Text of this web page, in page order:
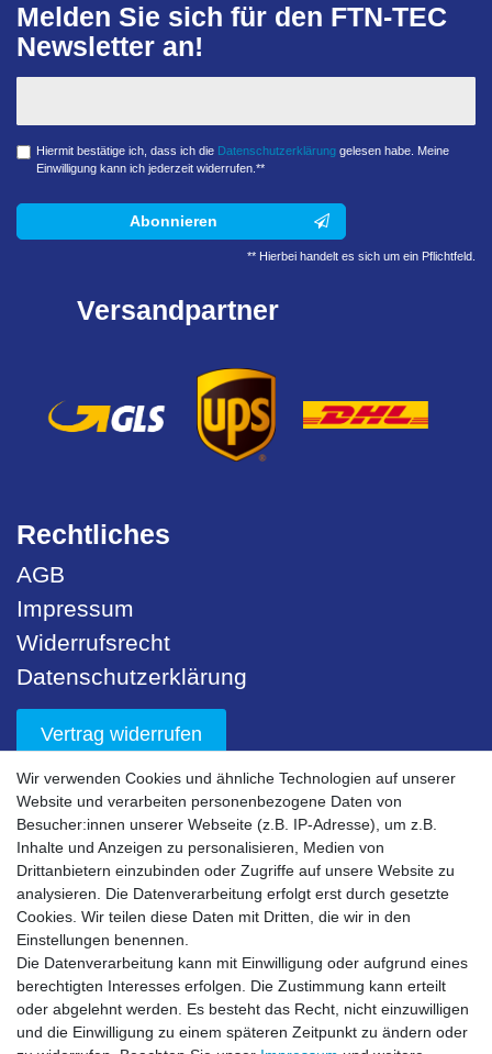
Melden Sie sich für den FTN-TEC
Newsletter an!
Hiermit bestätige ich, dass ich die Daten­schutz­erklärunggelesen habe. Meine
Einwilligung kann ich jederzeit widerrufen.**
Abonnieren
** Hierbei handelt es sich um ein Pflichtfeld.
Versandpartner
Rechtliches
AGB
Impressum
Widerrufsrecht
Datenschutzerklärung
Vertrag widerrufen
Unser Service
Sicherheit
Nachhaltigkeit
Downloads
Bestell- & Servicehotline
Akzeptierte Zahlungsarten
Wir verwenden Cookies und ähnliche Technologien auf unserer
Website und verarbeiten personenbezogene Daten von
Besucher:innen unserer Webseite (z.B. IP-Adresse), um z.B.
Inhalte und Anzeigen zu personalisieren, Medien von
Drittanbietern einzubinden oder Zugriffe auf unsere Website zu
analysieren. Die Datenverarbeitung erfolgt erst durch gesetzte
Cookies. Wir teilen diese Daten mit Dritten, die wir in den
Einstellungen benennen.
Die Datenverarbeitung kann mit Einwilligung oder aufgrund eines
berechtigten Interesses erfolgen. Die Zustimmung kann erteilt
oder abgelehnt werden. Es besteht das Recht, nicht einzuwilligen
und die Einwilligung zu einem späteren Zeitpunkt zu ändern oder